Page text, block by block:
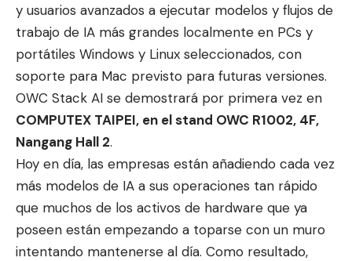
y usuarios avanzados a ejecutar modelos y flujos de
trabajo de IA más grandes localmente en PCs y
portátiles Windows y Linux seleccionados, con
soporte para Mac previsto para futuras versiones.
OWC Stack AI se demostrará por primera vez en
COMPUTEX TAIPEI, en el stand OWC R1002, 4F,
Nangang Hall 2.
Hoy en día, las empresas están añadiendo cada vez
más modelos de IA a sus operaciones tan rápido
que muchos de los activos de hardware que ya
poseen están empezando a toparse con un muro
intentando mantenerse al día. Como resultado,